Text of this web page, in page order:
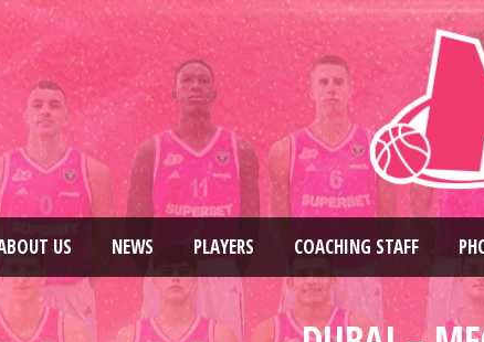
US NEWS PLAYERS COACHING STAFF